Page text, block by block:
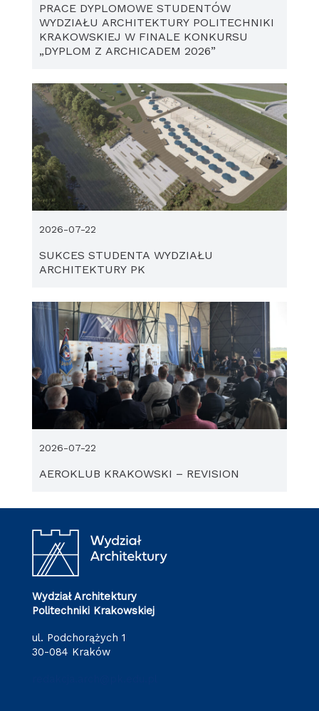
PRACE DYPLOMOWE STUDENTÓW
WYDZIAŁU ARCHITEKTURY POLITECHNIKI
KRAKOWSKIEJ W FINALE KONKURSU
„DYPLOM Z ARCHICADEM 2026”
SUKCES STUDENTA WYDZIAŁU
ARCHITEKTURY PK
2026-07-22
AEROKLUB KRAKOWSKI – REVISION
2026-07-22
Wydział Architektury
Politechniki Krakowskiej
ul. Podchorążych 1
30-084 Kraków